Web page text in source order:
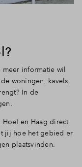
informatie wil
woningen, kavels,
In de
en Haag direct
jij hoe het gebied er
plaatsvinden.